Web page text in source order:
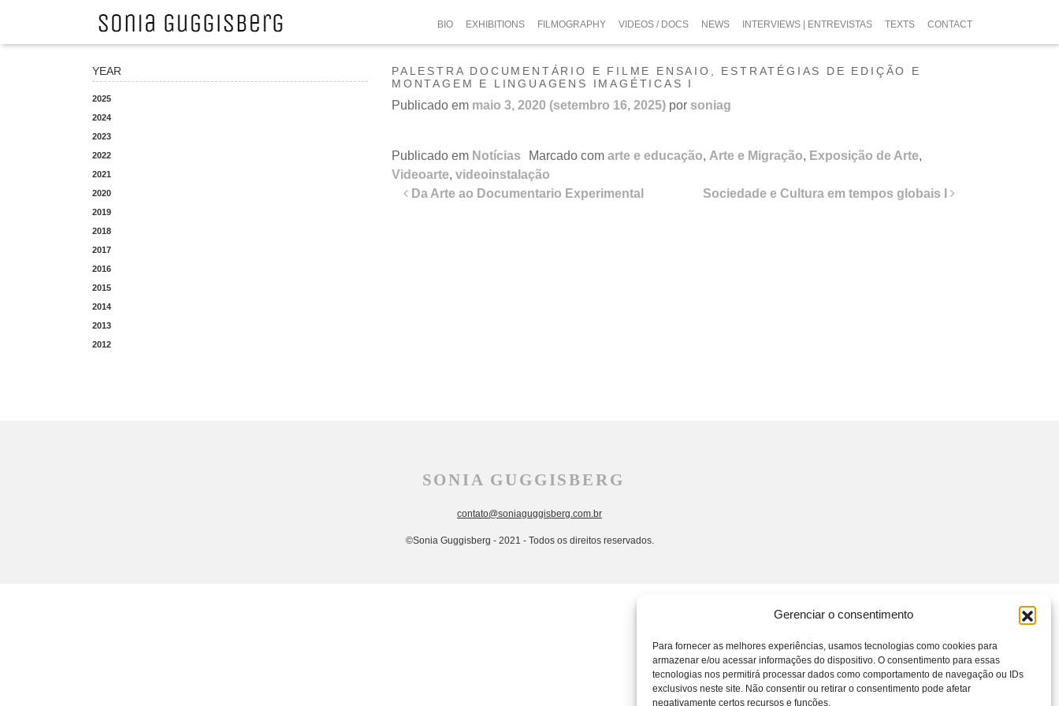
Gerenciar o consentimento
Para fornecer as melhores experiências, usamos tecnologias como cookies para
armazenar e/ou acessar informações do dispositivo. O consentimento para essas
tecnologias nos permitirá processar dados como comportamento de navegação ou IDs
exclusivos neste site. Não consentir ou retirar o consentimento pode afetar
negativamente certos recursos e funções.
BIO EXHIBITIONS FILMOGRAPHY VIDEOS / DOCS NEWS INTERVIEWS | ENTREVISTAS TEXTS CONTACT
YEAR
2025
2024
2023
2022
2021
2020
2019
2018
2017
2016
2015
2014
2013
2012
PALESTRA DOCUMENTÁRIO E FILME ENSAIO, ESTRATÉGIAS DE EDIÇÃO E
MONTAGEM E LINGUAGENS IMAGÉTICAS I
Publicado em maio 3, 2020 (setembro 16, 2025) por soniag
Publicado em Notícias Marcado com arte e educação, Arte e Migração, Exposição de Arte,
Videoarte, videoinstalação
Navegação
Da Arte ao Documentario Experimental Sociedade e Cultura em tempos globais I
SONIA GUGGISBERG
contato@soniaguggisberg.com.br
©Sonia Guggisberg - 2021 - Todos os direitos reservados.